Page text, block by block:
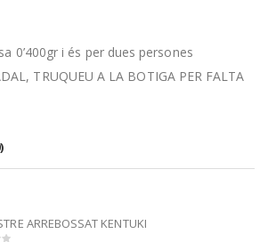
0’400gr i és per dues persones
TRUQUEU A LA BOTIGA PER FALTA
ARREBOSSAT KENTUKI